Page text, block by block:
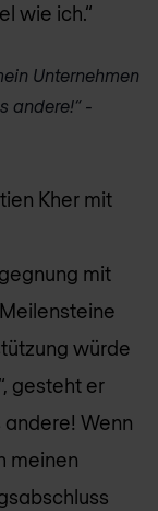
wie ich.“
Unternehmen
andere!“-
Kher mit
mit
würde
gesteht er
andere! Wenn
meinen